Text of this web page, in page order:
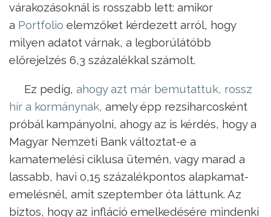
várakozásoknál is rosszabb lett: amikor
a Portfolio elemzőket kérdezett arról, hogy
milyen adatot várnak, a legborúlátóbb
előrejelzés 6,3 százalékkal számolt.
Ez pedig, ahogy azt már bemutattuk, rossz
hír a kormánynak, amely épp rezsiharcosként
próbál kampányolni, ahogy az is kérdés, hogy a
Magyar Nemzeti Bank változtat-e a
kamatemelési ciklusa ütemén, vagy marad a
lassabb, havi 0,15 százalékpontos alapkamat-
emelésnél, amit szeptember óta láttunk. Az
biztos, hogy az infláció emelkedésére mindenki